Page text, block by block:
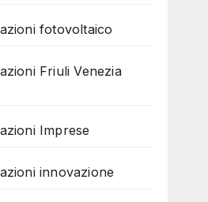
fotovoltaico
Friuli Venezia
Imprese
innovazione